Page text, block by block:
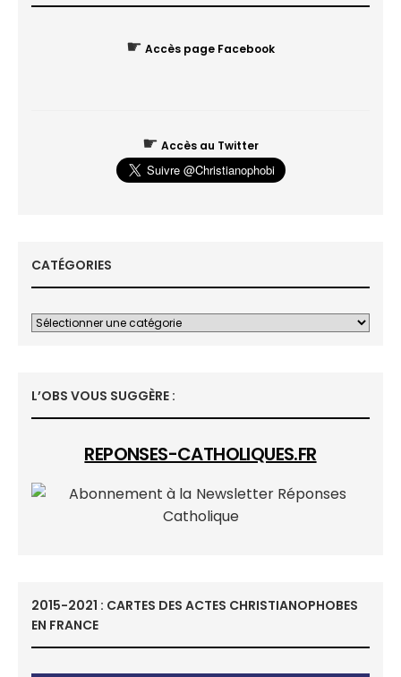
☛ Accès page Facebook
☛ Accès au Twitter
CATÉGORIES
L’OBS VOUS SUGGÈRE :
REPONSES-CATHOLIQUES.FR
2015-2021 : CARTES DES ACTES CHRISTIANOPHOBES
EN FRANCE